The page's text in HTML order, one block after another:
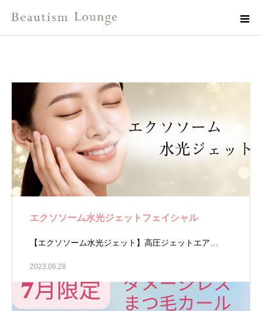
エクソソーム水光ジェットフェイシャル
【エクソソーム水光ジェット】高圧ジェットエア…
2023.06.28